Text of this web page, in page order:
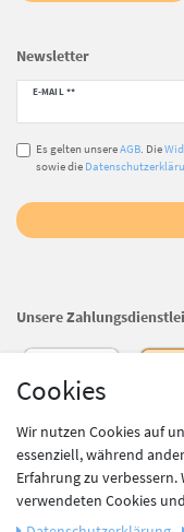
Newsletter
E-MAIL **
Newsletter
Es gelten unsereAGB. Die
sowie die
Unsere
Cookies
Wir nutzen Cookies auf
essenziell, während
Erfahrung zu
verwendeten Cookies